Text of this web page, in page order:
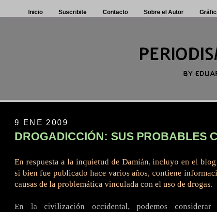
Inicio Suscribite Contacto Sobre el Autor
9 ENE 2009
DROGADICCIÓN: SUS PROBABLES
En respuesta a la inquietud de Damián, incluyo en el
si bien fue publicado hace varios años, contiene
causas de la problemática vinculada con el uso de drogas.
En la civilización occidental, podemos